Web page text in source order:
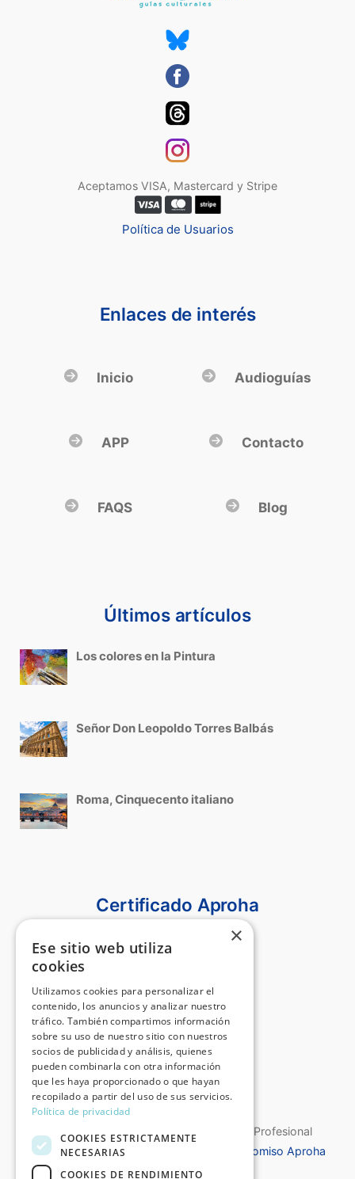
Aceptamos VISA, Mastercard y Stripe
Política de Usuarios
Enlaces de interés
Inicio Audioguías
APP Contacto
FAQS Blog
Últimos artículos
Los colores en la Pintura
Señor Don Leopoldo Torres Balbás
Roma, Cinquecento italiano
Certificado Aproha
Certificado de Calidad de la Asociación Profesional
Española de Historiadores del Arte
Compromiso Aproha
×
Ese sitio web utiliza
cookies
Utilizamos cookies para personalizar el
contenido, los anuncios y analizar nuestro
tráfico. También compartimos información
sobre su uso de nuestro sitio con nuestros
socios de publicidad y análisis, quienes
pueden combinarla con otra información
que les haya proporcionado o que hayan
recopilado a partir del uso de sus servicios.
Política de privacidad
COOKIES ESTRICTAMENTE
NECESARIAS
COOKIES DE RENDIMIENTO